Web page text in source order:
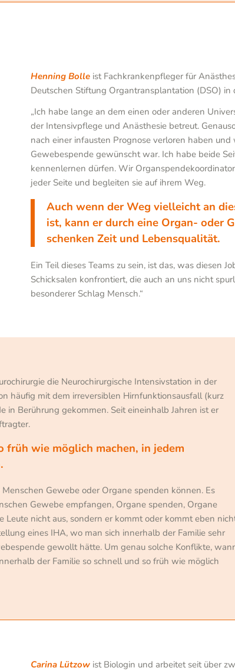
Henning Bolleist Fachkrankenpfleger für
Deutschen Stiftung Organtransplantation (DSO)
„Ich habe lange an dem einen oder anderen
der Intensivpflege und Anästhesie betreut.
nach einer infausten Prognose verloren haben
Gewebespende gewünscht war. Ich habe beide
kennenlernen dürfen. Wir
jeder Seite und begleiten sie auf ihrem Weg.
Auch wenn der Weg vielleicht an
ist, kann er durch eine Organ- oder
schenken Zeit und Lebensqualität.
Ein Teil dieses Teams zu sein, ist das, was diesen
Schicksalen konfrontiert, die auch an uns nicht
besonderer Schlag Mensch.“
die Neurochirurgische Intensivstation in der
häufig mit dem irreversiblen Hirnfunktionsausfall (kurz
Berührung gekommen. Seit eineinhalb Jahren ist er
früh wie möglich machen, in jedem
Gewebe oder Organe spenden können. Es
Gewebe empfangen, Organe spenden, Organe
nicht aus, sondern er kommt oder kommt eben
eines IHA, wo man sich innerhalb der Familie sehr
gewollt hätte. Um genau solche Konflikte,
der Familie so schnell und so früh wie möglich
Carina Lützowist Biologin und arbeitet seit über